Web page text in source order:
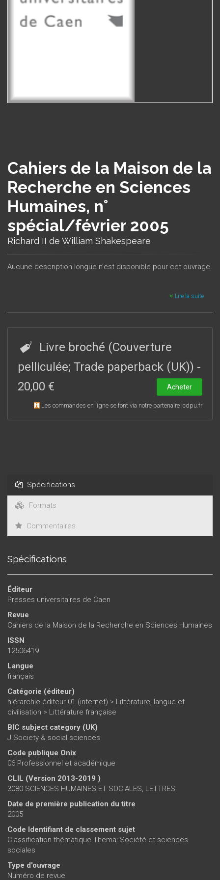
Cahiers de la Maison de la
Recherche en Sciences
Humaines, n°
spécial/février 2005
Richard II de William Shakespeare
Aucune description longue n'est disponible pour cet ouvrage.
Lire la suite
Livre broché (Couverture
pelliculée; Trade paperback (UK)) -
20,00 €
Acheter
Les commandes en ligne se font via notre partenaire lcdpu.fr
Spécifications
Formats
Commentaires
Spécifications
Éditeur
Presses universitaires de Caen
Revue
Cahiers de la Maison de la Recherche en Sciences Humaines
ISSN
12506419
Langue
français
Catégorie (éditeur)
hiérarchie éditeur 01 (internet) > Littérature, langue et
civilisation > Littérature française
BIC subject category (UK)
J Society & social sciences
Code publique Onix
06 Professionnel et académique
CLIL (Version 2013-2019 )
3080 SCIENCES HUMAINES ET SOCIALES, LETTRES
Date de première publication du titre
2005
Code Identifiant de classement sujet
Classification thématique Thema: Société et sciences
sociales
Type d'ouvrage
Numéro de revue